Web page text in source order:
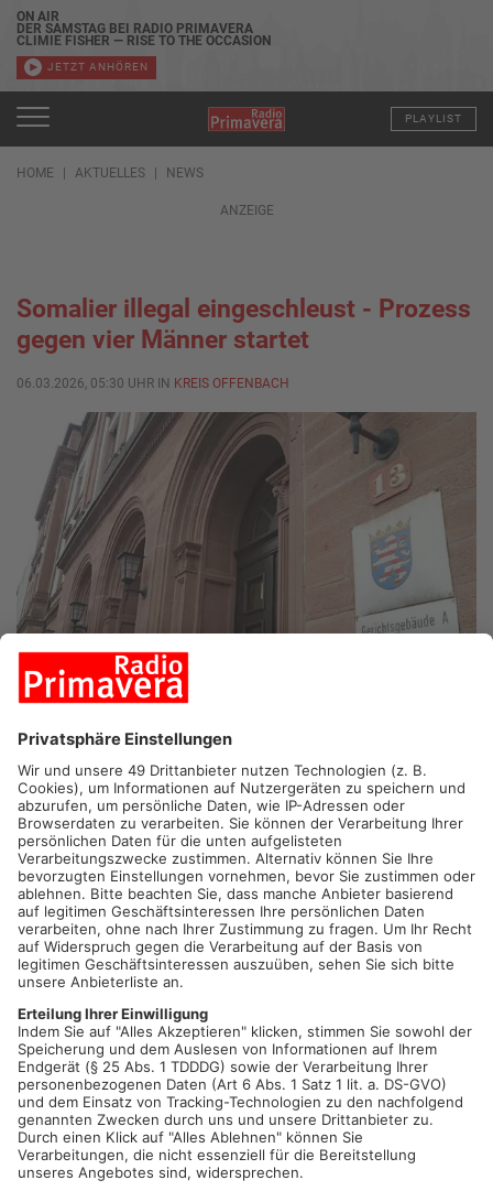
ON AIR
DER SAMSTAG BEI RADIO PRIMAVERA
CLIMIE FISHER — RISE TO THE OCCASION
JETZT ANHÖREN
PLAYLIST
HOME AKTUELLES NEWS
ANZEIGE
Somalier illegal eingeschleust - Prozess
gegen vier Männer startet
06.03.2026, 05:30 UHR IN KREIS OFFENBACH
DREIEICH/DARMSTADT.Sie sollen fast zwei Jahre lang
Menschen ohne gültige Einreisepapiere nach Deutschland
gebracht haben. Deshalb stehen heute mehrere Männer aus
dem Kreis Offenbach vor Gericht.
Am Landgericht Darmstadt sitzen vier Männer zwischen 24
und 61 Jahren aus Darmstadt und Dreieich auf der
Anklagebank. Die Staatsanwaltschaft wirft ihnen vor, zwischen
2018 und 2020 die Einschleusung von nicht
einreiseberechtigten Personen organisiert zu haben. Konkret
geht es vor allem um Menschen aus Somalia, die über
Deutschland gebracht worden sein sollen. Wie viele Fälle
angeklagt sind, teilt die Staatsanwaltschaft nicht mit.
Zusätzlich sollen die Männer gefälschte Dokumente für die
Betroffenen beschafft oder erstellt haben.
Artikel teilen